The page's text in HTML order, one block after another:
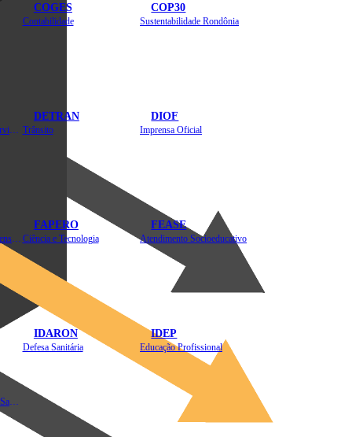
COGES
Contabilidade
COP30
Sustentabilidade Rondônia
DETRAN
Trânsito
DIOF
Imprensa Oficial
FAPERO
Ciência e Tecnologia
FEASE
Atendimento Socioeducativo
IDARON
Defesa Sanitária
IDEP
Educação Profissional